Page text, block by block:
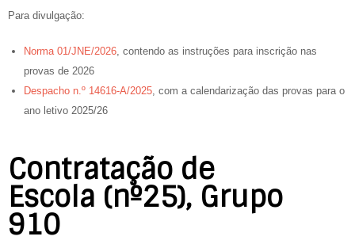
Para divulgação:
Norma 01/JNE/2026, contendo as instruções para inscrição nas
provas de 2026
Despacho n.º 14616-A/2025, com a calendarização das provas para o
ano letivo 2025/26
Contratação de
Escola (nº25), Grupo
910